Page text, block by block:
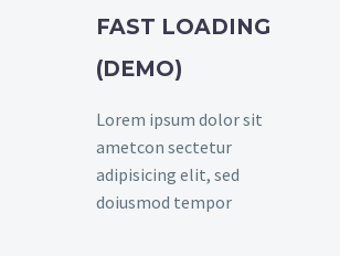
FAST LOADING
(DEMO)
Lorem ipsum dolor sit
ametcon sectetur
adipisicing elit, sed
doiusmod tempor